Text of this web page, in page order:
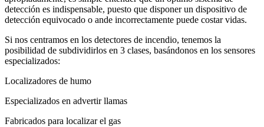
detección es indispensable, puesto que disponer un dispositivo de
detección equivocado o ande incorrectamente puede costar vidas.
Si nos centramos en los detectores de incendio, tenemos la
posibilidad de subdividirlos en 3 clases, basándonos en los sensores
especializados:
Localizadores de humo
Especializados en advertir llamas
Fabricados para localizar el gas